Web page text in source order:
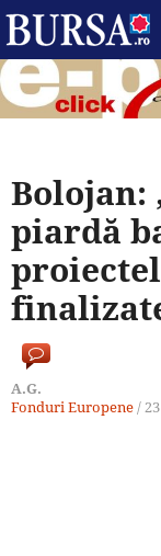
Bolojan:
piardă
A.G.
Fonduri Europene/